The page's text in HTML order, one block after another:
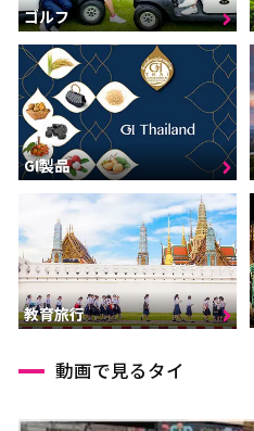
ゴルフ
GI製品
教育旅行
動画で見るタイ